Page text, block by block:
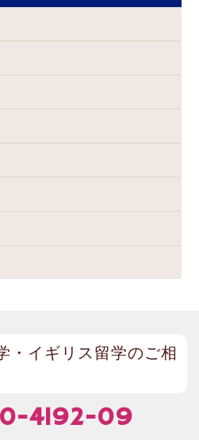
・イギリス留学のご相
4192-09